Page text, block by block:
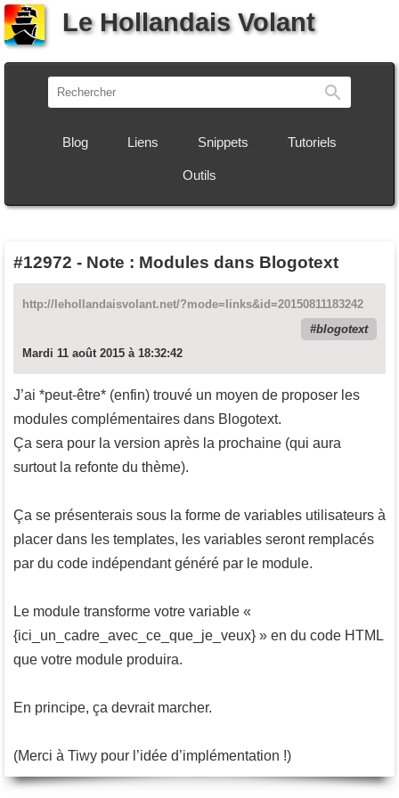
Le Hollandais Volant
Blog Liens Snippets Tutoriels
Outils
#12972 - Note : Modules dans Blogotext
http://lehollandaisvolant.net/?mode=links&id=20150811183242
blogotext
Mardi 11 août 2015 à 18:32:42
J’ai *peut-être* (enfin) trouvé un moyen de proposer les
modules complémentaires dans Blogotext.
Ça sera pour la version après la prochaine (qui aura
surtout la refonte du thème).
Ça se présenterais sous la forme de variables utilisateurs à
placer dans les templates, les variables seront remplacés
par du code indépendant généré par le module.
Le module transforme votre variable «
{ici_un_cadre_avec_ce_que_je_veux} » en du code HTML
que votre module produira.
En principe, ça devrait marcher.
(Merci à Tiwy pour l’idée d’implémentation !)